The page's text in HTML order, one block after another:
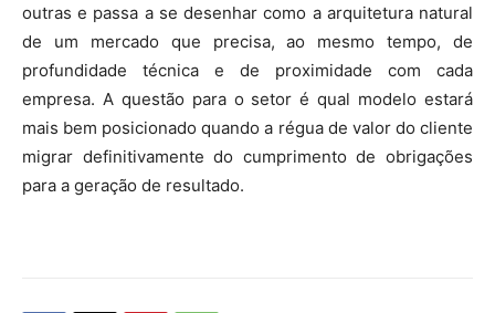
outras e passa a se desenhar como a arquitetura natural
de um mercado que precisa, ao mesmo tempo, de
profundidade técnica e de proximidade com cada
empresa. A questão para o setor é qual modelo estará
mais bem posicionado quando a régua de valor do cliente
migrar definitivamente do cumprimento de obrigações
para a geração de resultado.